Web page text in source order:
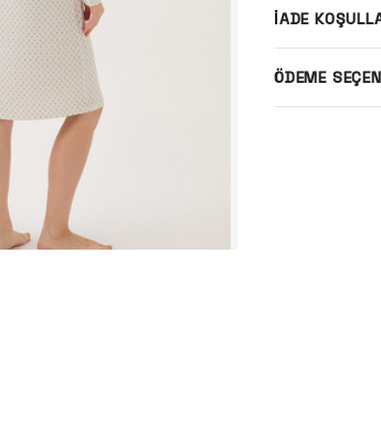
İADE
ÖDEME